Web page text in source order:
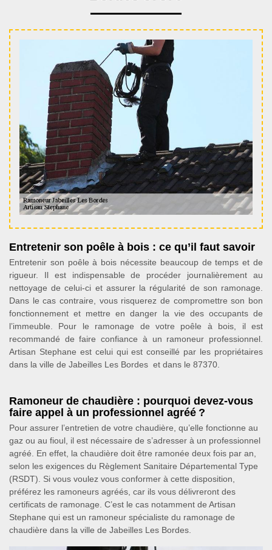
Entretenir son poêle à bois : ce qu’il faut savoir
Entretenir son poêle à bois nécessite beaucoup de temps et de
rigueur. Il est indispensable de procéder journalièrement au
nettoyage de celui-ci et assurer la régularité de son ramonage.
Dans le cas contraire, vous risquerez de compromettre son bon
fonctionnement et mettre en danger la vie des occupants de
l’immeuble. Pour le ramonage de votre poêle à bois, il est
recommandé de faire confiance à un ramoneur professionnel.
Artisan Stephane est celui qui est conseillé par les propriétaires
dans la ville de Jabeilles Les Bordes et dans le 87370.
Ramoneur de chaudière : pourquoi devez-vous
faire appel à un professionnel agréé ?
Pour assurer l’entretien de votre chaudière, qu’elle fonctionne au
gaz ou au fioul, il est nécessaire de s’adresser à un professionnel
agréé. En effet, la chaudière doit être ramonée deux fois par an,
selon les exigences du Règlement Sanitaire Départemental Type
(RSDT). Si vous voulez vous conformer à cette disposition,
préférez les ramoneurs agréés, car ils vous délivreront des
certificats de ramonage. C’est le cas notamment de Artisan
Stephane qui est un ramoneur spécialiste du ramonage de
chaudière dans la ville de Jabeilles Les Bordes.